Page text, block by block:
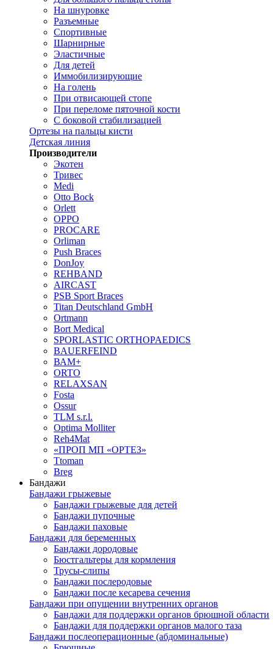
На шнуровке
Разъемные
Спортивные
Шарнирные
Эластичные
Для детей
Иммобилизирующие
На голень
При отвисающей стопе
При переломе пяточной кости
С боковой стабилизацией
Ортезы на пальцы кисти
Детская линия
Производители
Экотен
Тривес
Medi
Otto Bock
Orlett
OPPO
PROCARE
Orliman
Push Braces
DonJoy
REHBAND
AIRCAST
PSB Sport Braces
Titan Deutschland GmbH
Ortmann
Bort Medical
SPORLASTIC ORTHOPAEDICS
BAUERFEIND
ВАМ+
ORTO
RELAXSAN
Fosta
Ossur
TLM s.r.l.
Optima Molliter
Reh4Mat
«ПРОП МП «ОРТЕЗ»
Ttoman
Breg
Бандажи
Бандажи грыжевые
Бандажи грыжевые для детей
Бандажи пупочные
Бандажи паховые
Бандажи для беременных
Бандажи дородовые
Бюстгальтеры для кормления
Трусы-слипы
Бандажи послеродовые
Бандажи после кесарева сечения
Бандажи при опущении внутренних органов
Бандажи для поддержки органов брюшной области
Бандажи для поддержки органов малого таза
Бандажи послеоперационные (абдоминальные)